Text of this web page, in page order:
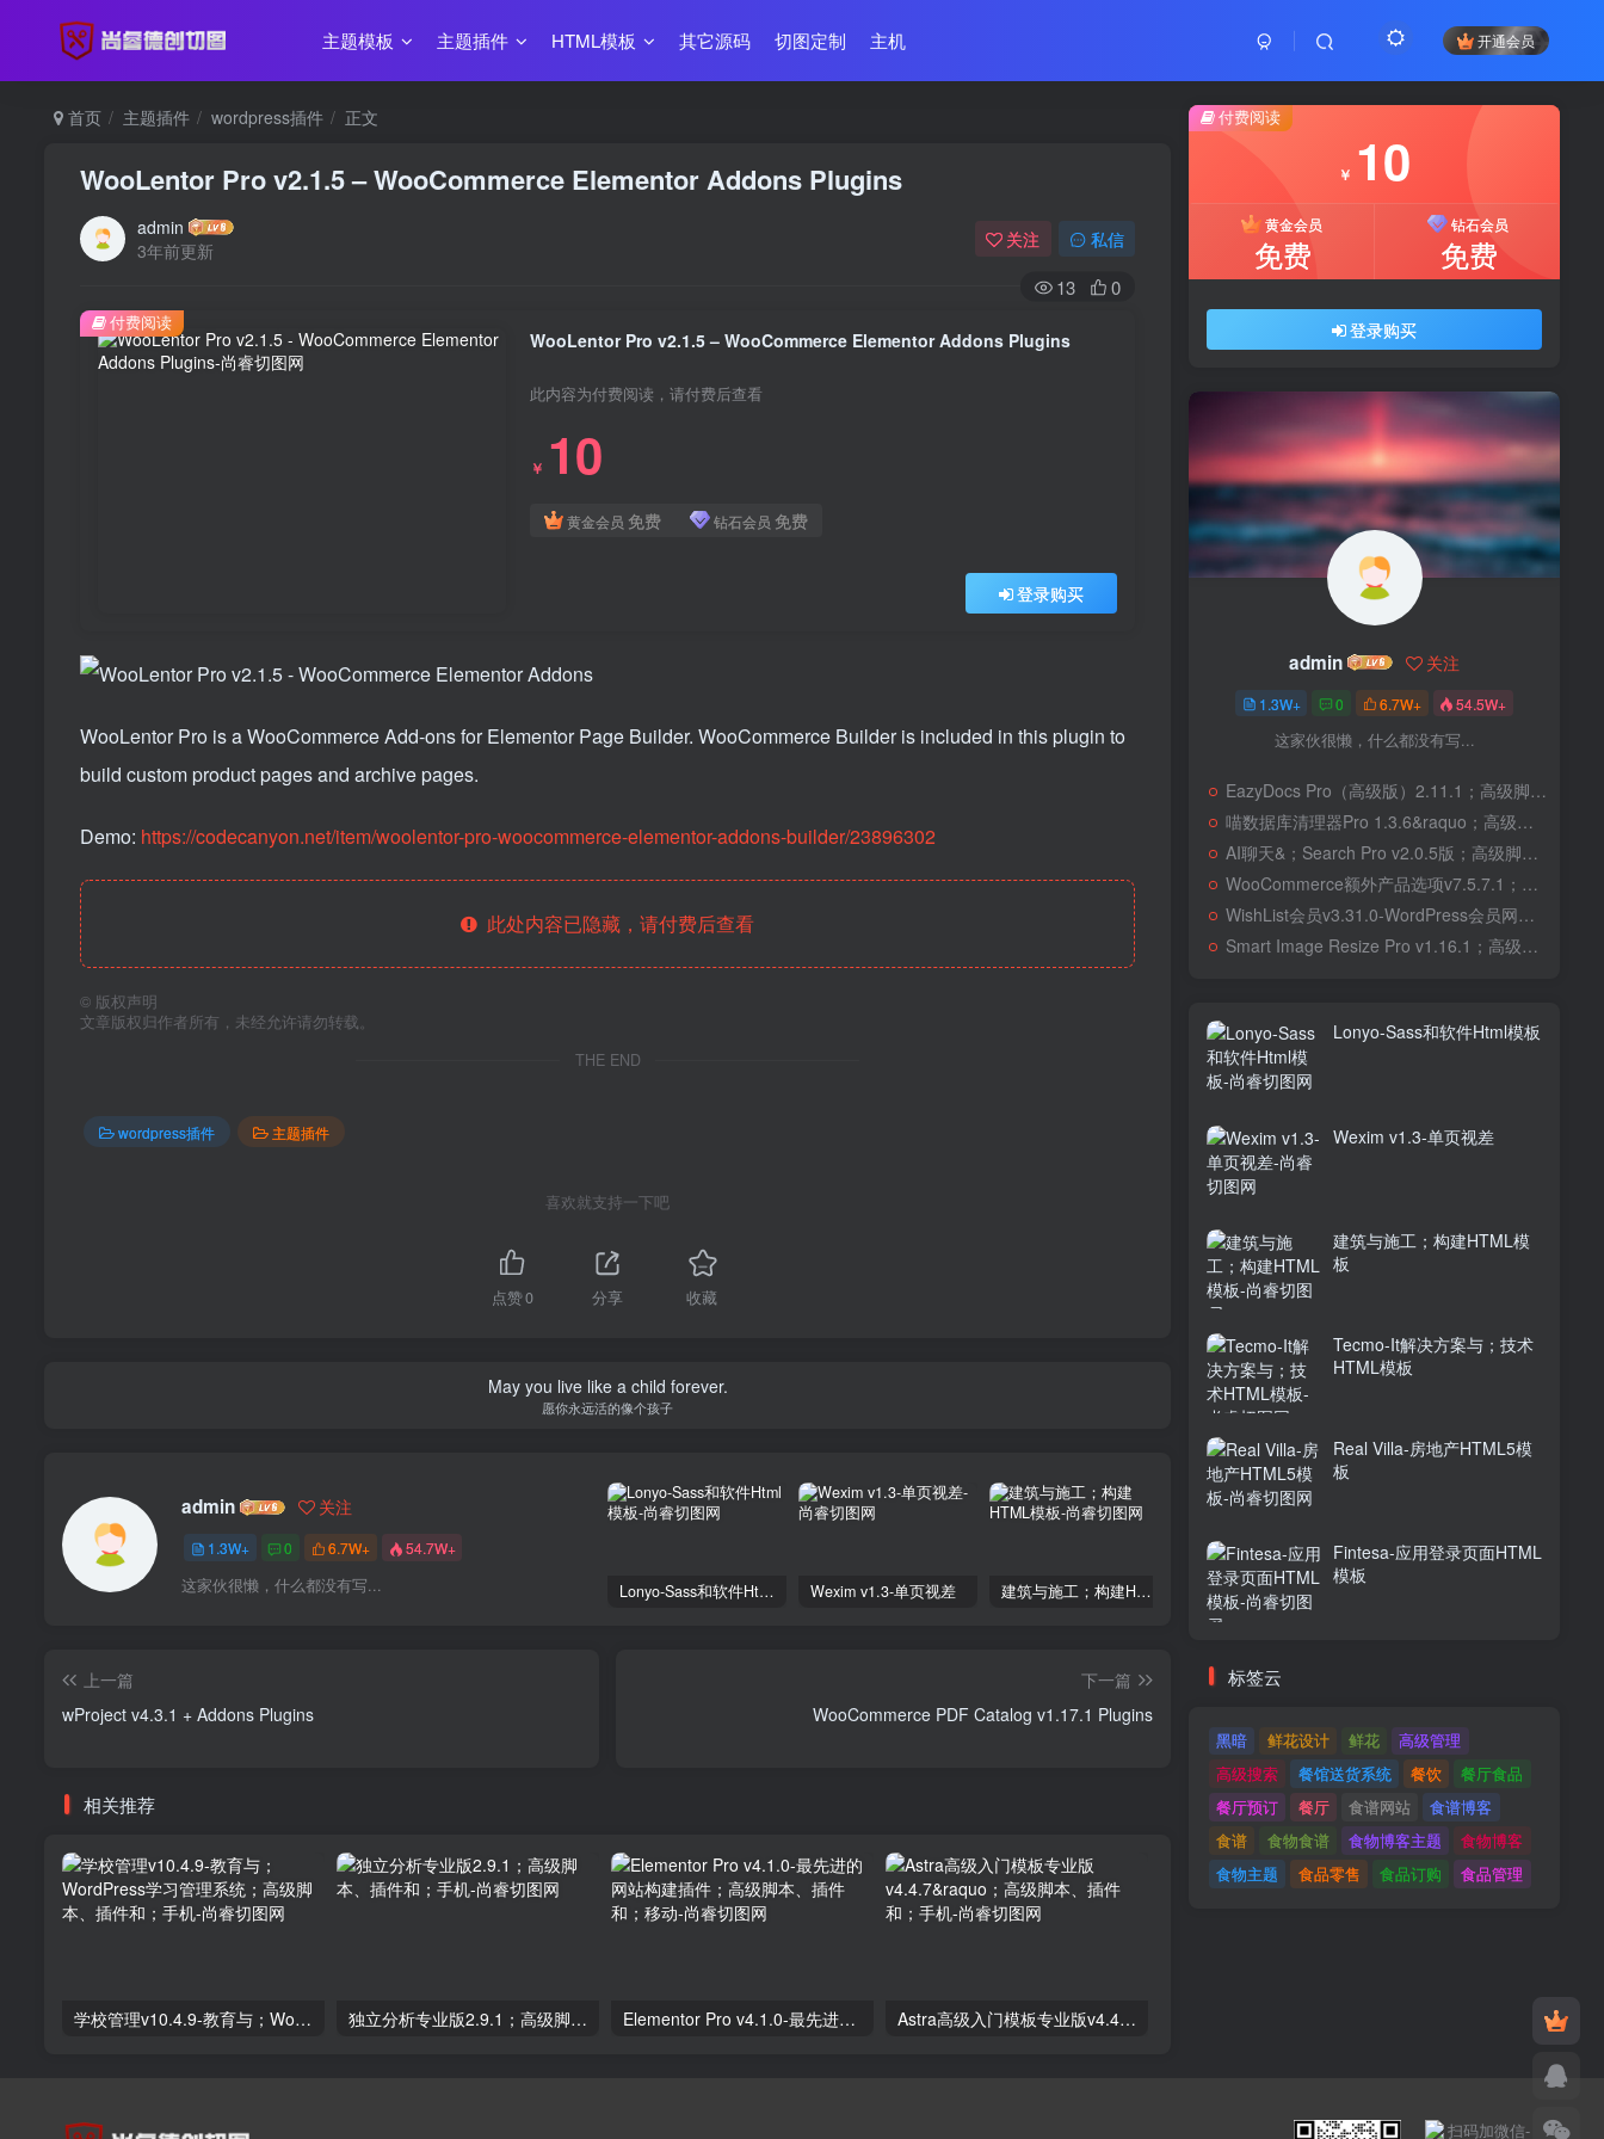
主题模板 主题插件 HTML模板 其它源码 切图定制 主机 开通会员
首页 主题插件 wordpress插件 正文
WooLentor Pro v2.1.5 – WooCommerce Elementor Addons Plugins
admin
3年前更新
关注 私信
13 0
WooLentor Pro v2.1.5 – WooCommerce Elementor Addons Plugins
此内容为付费阅读，请付费后查看
￥ 10
黄金会员 免费 钻石会员 免费
登录购买
付费阅读
WooLentor Pro is a WooCommerce Add-ons for Elementor Page Builder. WooCommerce Builder is included in this plugin to
build custom product pages and archive pages.
Demo: https://codecanyon.net/item/woolentor-pro-woocommerce-elementor-addons-builder/23896302
此处内容已隐藏，请付费后查看
© 版权声明
文章版权归作者所有，未经允许请勿转载。
THE END
wordpress插件 主题插件
喜欢就支持一下吧
点赞0 分享 收藏
May you live like a child forever.
愿你永远活的像个孩子
admin 关注
1.3W+ 0 6.7W+ 54.7W+
这家伙很懒，什么都没有写... Lonyo-Sass和软件Html模板 Wexim v1.3-单页视差 建筑与施工；构建HTML模板 Tecmo-It解决方案与；技术HTML模板
上一篇
wProject v4.3.1 + Addons Plugins
下一篇
WooCommerce PDF Catalog v1.17.1 Plugins
相关推荐
学校管理v10.4.9-教育与；WordPress学习管理系统；高级脚本、插件和；手机 独立分析专业版2.9.1；高级脚本、插件和；手机 Elementor Pro v4.1.0-最先进的网站构建插件；高级脚本、插件和；移动 Astra高级入门模板专业版v4.4.7&raquo；高级脚本、插件和；手机
付费阅读
￥ 10
黄金会员
免费
钻石会员
免费
登录购买
admin 关注
1.3W+ 0 6.7W+ 54.5W+
这家伙很懒，什么都没有写...
EazyDocs Pro（高级版）2.11.1；高级脚本、插件和；移动
喵数据库清理器Pro 1.3.6&raquo；高级脚本、插件和；移动
AI聊天&；Search Pro v2.0.5版；高级脚本、插件和；移动
WooCommerce额外产品选项v7.5.7.1；高级脚本、插件和；移动
WishList会员v3.31.0-WordPress会员网站；高级脚本、插件和；移动
Smart Image Resize Pro v1.16.1；高级脚本、插件和；移动
Lonyo-Sass和软件Html模板
Wexim v1.3-单页视差
建筑与施工；构建HTML模
板
Tecmo-It解决方案与；技术
HTML模板
Real Villa-房地产HTML5模
板
Fintesa-应用登录页面HTML
模板
标签云
黑暗 鲜花设计 鲜花
高级管理
高级搜索
餐馆送货系统 餐饮
餐厅食品
餐厅预订
餐厅 食谱网站
食谱博客
食谱
食物食谱 食物博客主题
食物博客
食物主题
食品零售 食品订购 食品管理